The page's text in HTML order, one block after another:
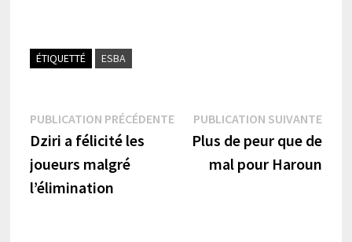
ÉTIQUETTÉ ESBA
Navigation
de
l’article
PUBLICATION PRÉCÉDENTEPublication
précédente :
Dziri a félicité les
joueurs malgré
l’élimination
PUBLICATION SUIVANTE
Plus de peur que de
mal pour Haroun